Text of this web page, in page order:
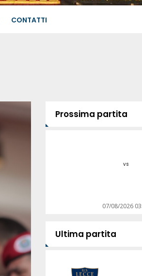
CONTATTI
Prossima partita
vs
07/08/2026
Ultima partita